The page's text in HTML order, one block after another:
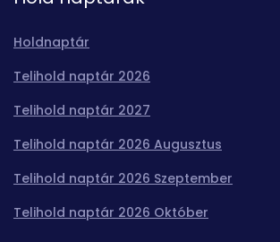
Holdnaptár
Telihold naptár 2026
Telihold naptár 2027
Telihold naptár 2026 Augusztus
Telihold naptár 2026 Szeptember
Telihold naptár 2026 Október